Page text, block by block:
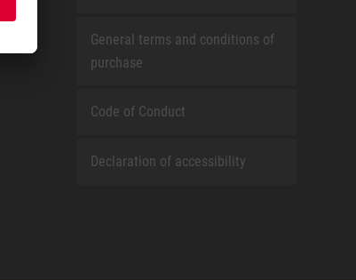
General terms and conditions of
purchase
Code of Conduct
Declaration of accessibility